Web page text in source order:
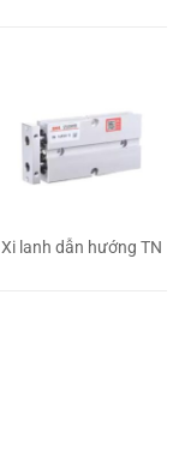
Xi lanh dẫn hướng TN